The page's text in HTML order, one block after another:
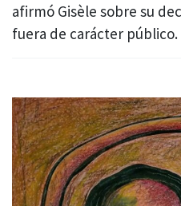
afirmó Gisèle sobre su
fuera de carácter público.